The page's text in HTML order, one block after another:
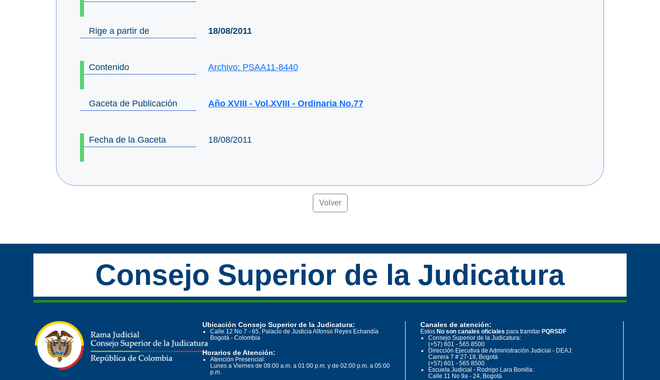
Rige a partir de 18/08/2011
Contenido Archivo: PSAA11-8440
Gaceta de Publicación Año XVIII - Vol.XVIII - Ordinaria No.77
Fecha de la Gaceta 18/08/2011
Volver
Consejo Superior de la Judicatura
Ubicación Consejo Superior de la Judicatura:
Calle 12 No 7 - 65, Palacio de Justicia Alfonso Reyes Echandía
Bogotá - Colombia
Horarios de Atención:
Atención Presencial:
Lunes a Viernes de 08:00 a.m. a 01:00 p.m. y de 02:00 p.m. a 05:00
p.m.
Canales de atención:
Estos No son canales oficiales para tramitar PQRSDF
Consejo Superior de la Judicatura:
(+57) 601 - 565 8500
Dirección Ejecutiva de Administración Judicial - DEAJ:
Carrera 7 # 27-18, Bogotá
(+57) 601 - 565 8500
Escuela Judicial - Rodrigo Lara Bonilla:
Calle 11 No 9a - 24, Bogotá